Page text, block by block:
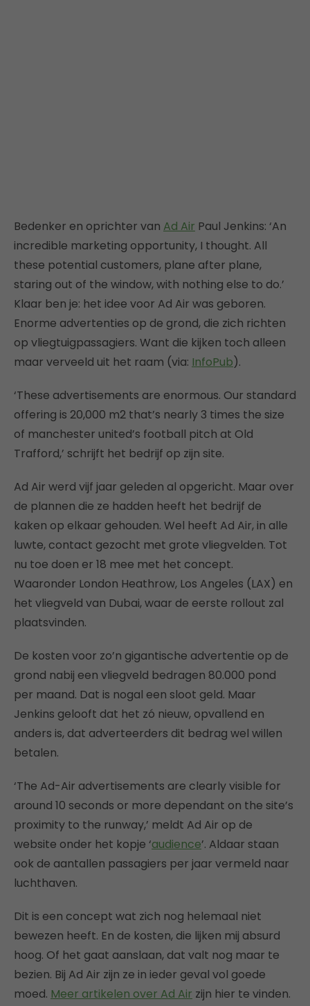
Bedenker en oprichter van Ad Air Paul Jenkins: ‘An
incredible marketing opportunity, I thought. All
these potential customers, plane after plane,
staring out of the window, with nothing else to do.’
Klaar ben je: het idee voor Ad Air was geboren.
Enorme advertenties op de grond, die zich richten
op vliegtuigpassagiers. Want die kijken toch alleen
maar verveeld uit het raam (via: InfoPub).
‘These advertisements are enormous. Our standard
offering is 20,000 m2 that’s nearly 3 times the size
of manchester united’s football pitch at Old
Trafford,’ schrijft het bedrijf op zijn site.
Ad Air werd vijf jaar geleden al opgericht. Maar over
de plannen die ze hadden heeft het bedrijf de
kaken op elkaar gehouden. Wel heeft Ad Air, in alle
luwte, contact gezocht met grote vliegvelden. Tot
nu toe doen er 18 mee met het concept.
Waaronder London Heathrow, Los Angeles (LAX) en
het vliegveld van Dubai, waar de eerste rollout zal
plaatsvinden.
De kosten voor zo’n gigantische advertentie op de
grond nabij een vliegveld bedragen 80.000 pond
per maand. Dat is nogal een sloot geld. Maar
Jenkins gelooft dat het zó nieuw, opvallend en
anders is, dat adverteerders dit bedrag wel willen
betalen.
‘The Ad-Air advertisements are clearly visible for
around 10 seconds or more dependant on the site’s
proximity to the runway,’ meldt Ad Air op de
website onder het kopje ‘audience’. Aldaar staan
ook de aantallen passagiers per jaar vermeld naar
luchthaven.
Dit is een concept wat zich nog helemaal niet
bewezen heeft. En de kosten, die lijken mij absurd
hoog. Of het gaat aanslaan, dat valt nog maar te
bezien. Bij Ad Air zijn ze in ieder geval vol goede
moed. Meer artikelen over Ad Air zijn hier te vinden.